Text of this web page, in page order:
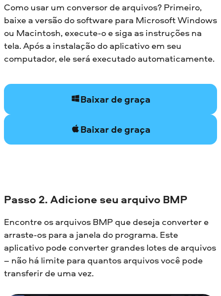
Como usar um conversor de arquivos? Primeiro,
baixe a versão do software para Microsoft Windows
ou Macintosh, execute-o e siga as instruções na
tela. Após a instalação do aplicativo em seu
computador, ele será executado automaticamente.
Baixar de graça
Baixar de graça
Passo 2. Adicione seu arquivo BMP
Encontre os arquivos BMP que deseja converter e
arraste-os para a janela do programa. Este
aplicativo pode converter grandes lotes de arquivos
– não há limite para quantos arquivos você pode
transferir de uma vez.